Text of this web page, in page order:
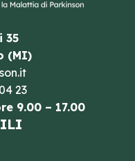
35
(MI)
23
9.00 – 17.00